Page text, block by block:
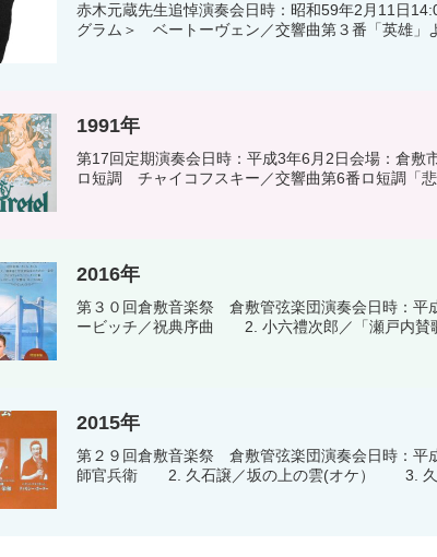
赤木元蔵先生追悼演奏会日時：昭和59年2月11日
グラム＞ ベートーヴェン／交響曲第３番「英雄
1991年
第17回定期演奏会日時：平成3年6月2日会場：倉
ロ短調 チャイコフスキー／交響曲第6番ロ短調
2016年
第３０回倉敷音楽祭 倉敷管弦楽団演奏会日時：
ービッチ／祝典序曲 2. 小六禮次郎／「瀬戸内
2015年
第２９回倉敷音楽祭 倉敷管弦楽団演奏会日時：
師官兵衛 2. 久石譲／坂の上の雲(オケ） 3.